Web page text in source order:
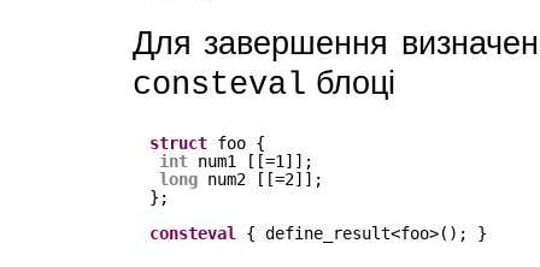
Для завершення
consteval блоці
struct foo {
int num1 [[=1]];
long num2 [[=2]];
};
consteval { define_result<foo>(); }